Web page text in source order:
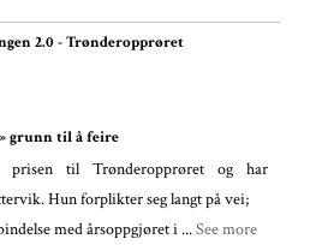
2.0 - Trønderopprøret
grunn til å feire
til Trønderopprøret og har
Hun forplikter seg langt på vei;
med årsoppgjøret i...See more